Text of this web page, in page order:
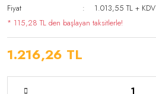
Fiyat
1.013,55 TL + KDV
* 115,28 TL den başlayan taksitlerle!
1.216,26 TL